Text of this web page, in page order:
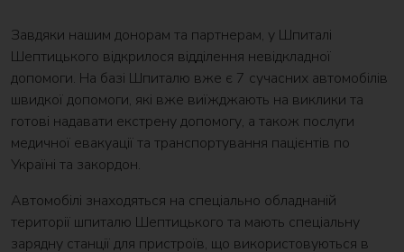
Завдяки нашим донорам та партнерам, у Шпиталі
Шептицького відкрилося відділення невідкладної
допомоги. На базі Шпиталю вже є 7 сучасних автомобілів
швидкої допомоги, які вже виїжджають на виклики та
готові надавати екстрену допомогу, а також послуги
медичної евакуації та транспортування пацієнтів по
Україні та закордон.
Автомобілі знаходяться на спеціально обладнаній
території шпиталю Шептицького та мають спеціальну
зарядну станції для пристроїв, що використовуються в